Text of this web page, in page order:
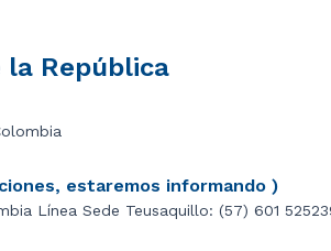
la República
estaremos informando )
Línea Sede Teusaquillo: (57) 601